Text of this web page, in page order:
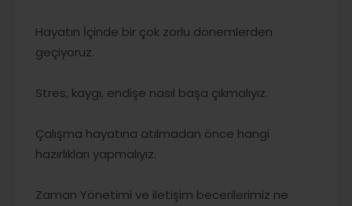
Hayatın İçinde bir çok zorlu dönemlerden
geçiyoruz.
Stres, kaygı, endişe nasıl başa çıkmalıyız.
Çalışma hayatına atılmadan önce hangi
hazırlıkları yapmalıyız.
Zaman Yönetimi ve iletişim becerilerimiz ne